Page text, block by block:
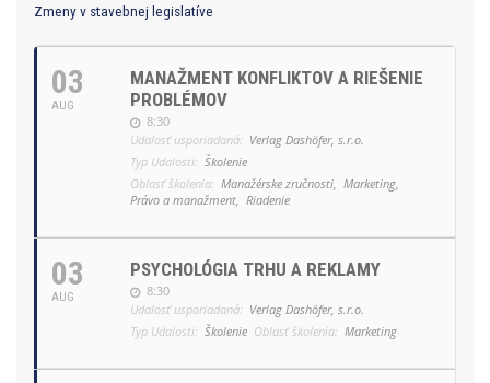
Zmeny v stavebnej legislatíve
03
AUG
MANAŽMENT KONFLIKTOV A RIEŠENIE
PROBLÉMOV
8:30
Udalosť usporiadaná: Verlag Dashöfer, s.r.o.
Typ Udalosti: Školenie
Oblasť školenia: Manažérske zručnosti, Marketing,
Právo a manažment, Riadenie
03
AUG
PSYCHOLÓGIA TRHU A REKLAMY
8:30
Udalosť usporiadaná: Verlag Dashöfer, s.r.o.
Typ Udalosti: Školenie Oblasť školenia: Marketing